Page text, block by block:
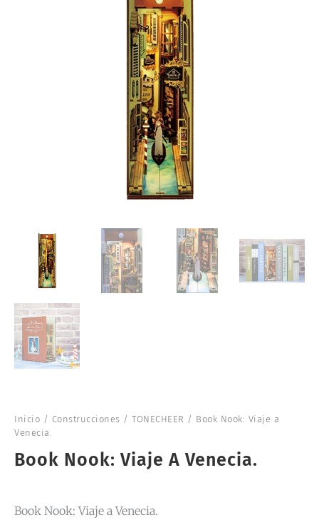
Inicio / Construcciones / TONECHEER / Book Nook: Viaje a
Venecia.
Book Nook: Viaje A Venecia.
Book Nook: Viaje a Venecia.